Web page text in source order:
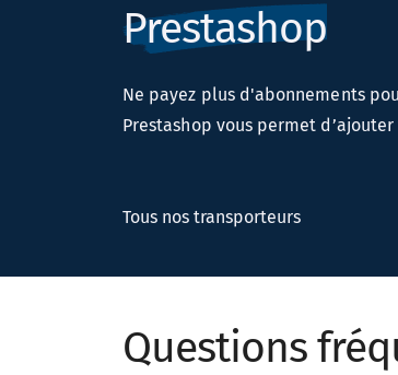
Prestashop
Ne payez plus d'abonnements
Prestashop vous permet
Tous nos transporteurs
Questions